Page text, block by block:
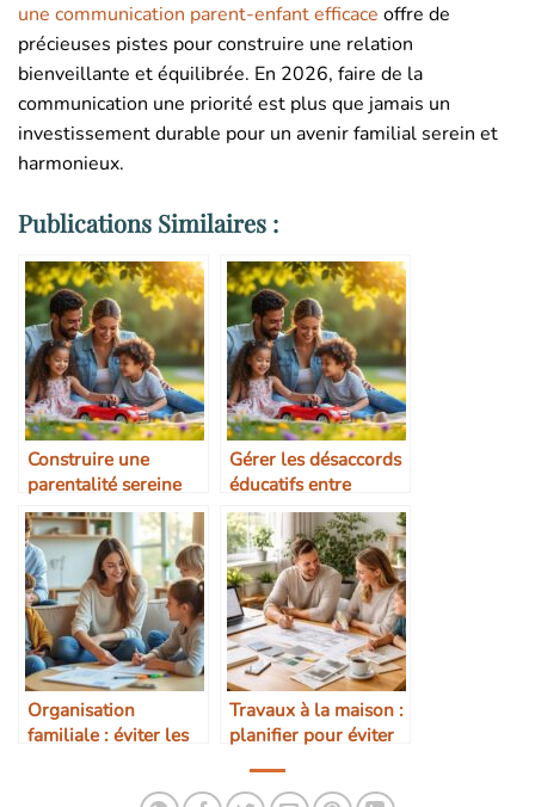
une communication parent-enfant efficace offre de
précieuses pistes pour construire une relation
bienveillante et équilibrée. En 2026, faire de la
communication une priorité est plus que jamais un
investissement durable pour un avenir familial serein et
harmonieux.
Publications Similaires :
Construire une
parentalité sereine
Gérer les désaccords
éducatifs entre
parents
Organisation
familiale : éviter les
Travaux à la maison :
planifier pour éviter